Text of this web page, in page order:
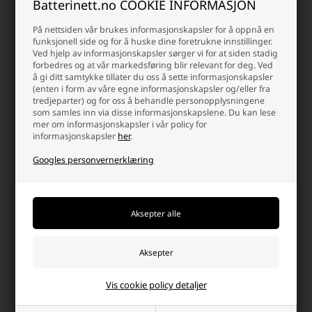
Batterinett.no COOKIE INFORMASJON
På nettsiden vår brukes informasjonskapsler for å oppnå en
funksjonell side og for å huske dine foretrukne innstillinger.
Ved hjelp av informasjonskapsler sørger vi for at siden stadig
forbedres og at vår markedsføring blir relevant for deg. Ved
å gi ditt samtykke tillater du oss å sette informasjonskapsler
(enten i form av våre egne informasjonskapsler og/eller fra
tredjeparter) og for oss å behandle personopplysningene
som samles inn via disse informasjonskapslene. Du kan lese
mer om informasjonskapsler i vår policy for
informasjonskapsler her.
Googles personvernerklæring
Vis cookie policy detaljer
og spenning. CR2-batterier må ikke forveksles med andre lithium-
formater som CR123A, da dimensjoner og kapasitet varierer. Sjekk
alltid produsentens anbefalinger før erstatning for optimal ytelse
og sikkerhet.
Fordeler ved CR2 lithiumbatterier
Stabil spenning på 3V gjennom hele batteriets levetid
Lang holdbarhet og lav selvutlading
Kompakt størrelse ideell til små enheter
Pålitelig drift ved både høye og lave temperaturer
Alternative lithiumbatterier i
mindre formater
det dog være behov for enda mindre batteriformater, særlig i